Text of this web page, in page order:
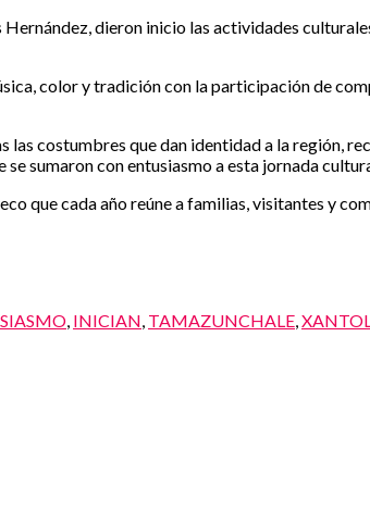
dieron inicio las actividades
color y tradición con la participación de
costumbres que dan identidad a la región,
sumaron con entusiasmo a esta jornada
que cada año reúne a familias, visitantes y
INICIAN TAMAZUNCHALE